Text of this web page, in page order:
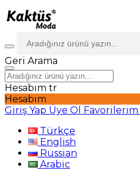
Geri Arama
Hesabım tr
Hesabım
Giriş Yap Üye Ol Favorilerim
Türkçe
English
Russian
Arabic